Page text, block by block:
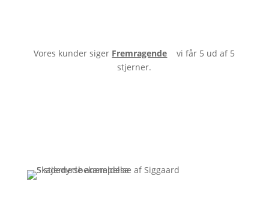
Vores kunder siger Fremragende
vi får 5 ud af 5
stjerner.